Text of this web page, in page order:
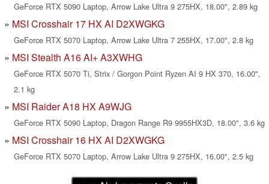
GeForce RTX 5090 Laptop, Arrow Lake Ultra 9 275HX, 18.00", 2.89 kg
MSI Crosshair 17 HX AI D2XWGKG
GeForce RTX 5070 Laptop, Arrow Lake Ultra 7 255HX, 17.00", 2.8 kg
MSI Stealth A16 AI+ A3XWHG
GeForce RTX 5070 Ti, Strix / Gorgon Point Ryzen AI 9 HX 370, 16.00",
2.1 kg
MSI Raider A18 HX A9WJG
GeForce RTX 5090 Laptop, Dragon Range R9 9955HX3D, 18.00", 3.6 kg
MSI Crosshair 16 HX AI D2XWGKG
GeForce RTX 5070 Laptop, Arrow Lake Ultra 9 275HX, 16.00", 2.5 kg